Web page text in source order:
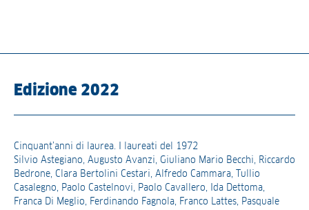
Edizione 2022
Cinquant’anni di laurea. I laureati del 1972
Silvio Astegiano, Augusto Avanzi, Giuliano Mario Becchi, Riccardo
Bedrone, Clara Bertolini Cestari, Alfredo Cammara, Tullio
Casalegno, Paolo Castelnovi, Paolo Cavallero, Ida Dettoma,
Franca Di Meglio, Ferdinando Fagnola, Franco Lattes, Pasquale